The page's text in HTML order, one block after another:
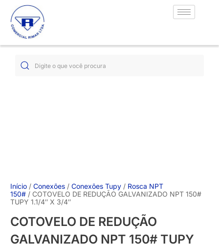
Início /Conexões /Conexões Tupy / Rosca NPT
150# / COTOVELO DE REDUÇÃO GALVANIZADO NPT 150#
TUPY 1.1/4″ X 3/4″
COTOVELO DE REDUÇÃO
GALVANIZADO NPT 150# TUPY